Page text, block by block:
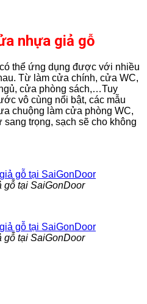
nhựa giả gỗ
có thể ứng dụng được với nhiều
Từ làm cửa chính, cửa WC,
cửa phòng sách,…Tuy
vô cùng nổi bật, các mẫu
chuộng làm cửa phòng WC,
trọng, sạch sẽ cho không
gỗ tại SaiGonDoor
gỗ tại SaiGonDoor